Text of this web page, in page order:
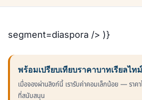
segment=diaspora /> )}
พร้อมเปรียบเทียบราคาบาทเรียลไท
เมื่อจองผ่านลิงก์นี้ เรารับค่าคอมเล็กน้อย — รา
ที่สนับสนุน